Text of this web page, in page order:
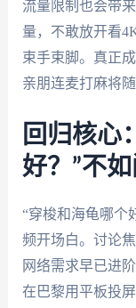
流量限制也会带
量，不敢放开看
束手束脚。真正
亲朋连麦打麻将随
回归核心
好？”不
“穿梭和海龟哪个
频开场白。讨论
网络需求早已进
在巴黎用平板投